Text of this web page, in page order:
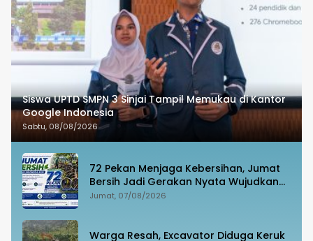
Siswa UPTD SMPN 3 Sinjai Tampil Memukau di Kantor
Google Indonesia
Sabtu, 08/08/2026
72 Pekan Menjaga Kebersihan, Jumat
Bersih Jadi Gerakan Nyata Wujudkan
Jeneponto Bahagia
Jumat, 07/08/2026
Warga Resah, Excavator Diduga Keruk